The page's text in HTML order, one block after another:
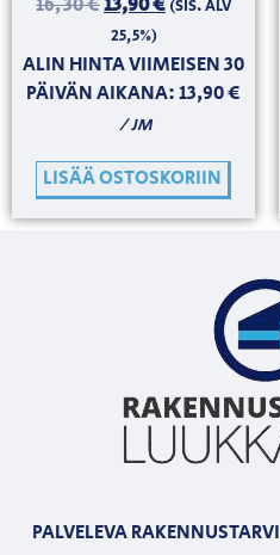
16,30€13,90€ (SIS. ALV
25,5%)
ALIN HINTA VIIMEISEN 30
PÄIVÄN AIKANA:13,90€
/ JM
LISÄÄ OSTOSKORIIN
PALVELEVA